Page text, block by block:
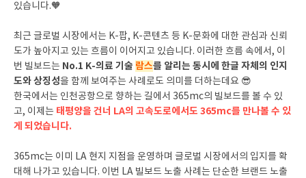
있습니다.🧡
최근 글로벌 시장에서는 K-팝, K-콘텐츠 등 K-문화에 대한 관심과 신뢰
도가 높아지고 있는 흐름이 이어지고 있습니다. 이러한 흐름 속에서, 이
번 빌보드는 No.1 K-의료 기술 람스를 알리는 동시에 한글 자체의 인지
도와 상징성을 함께 보여주는 사례로도 의미를 더하는데요 😎
한국에서는 인천공항으로 향하는 길에서 365mc의 빌보드를 볼 수 있
고, 이제는 태평양을 건너 LA의 고속도로에서도 365mc를 만나볼 수 있
게 되었습니다.
365mc는 이미 LA 현지 지점을 운영하며 글로벌 시장에서의 입지를 확
대해 나가고 있습니다. 이번 LA 빌보드 노출 사례는 단순한 브랜드 노출